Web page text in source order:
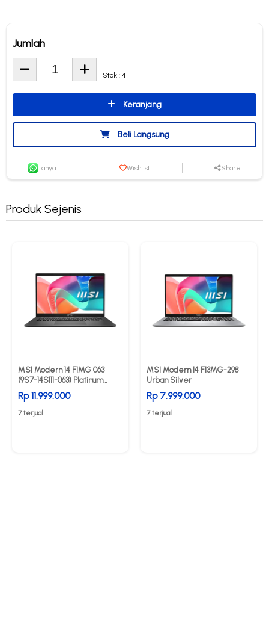
Jumlah
Stok : 4
Keranjang
Beli Langsung
Tanya Wishlist Share
Produk Sejenis
MSI Modern 14 F1MG 063
(9S7-14S111-063) Platinum
Grey
Rp 11.999.000
7 terjual
MSI Modern 14 F13MG-298
Urban Silver
Rp 7.999.000
7 terjual